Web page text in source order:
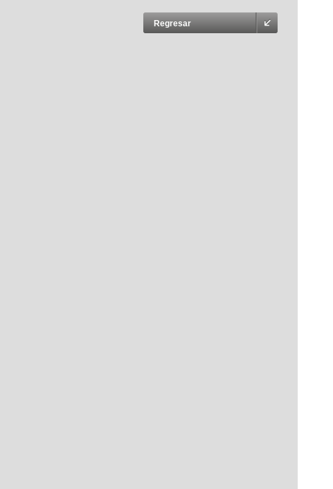
Regresar